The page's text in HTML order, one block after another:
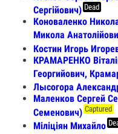
Сергійович) Dead
Коноваленко
Микола
Костин Игорь
КРАМАРЕНКО
Георгийович,
Лысогора
Маленков Сергей
Семенович) Captured
Міліціян Михайло